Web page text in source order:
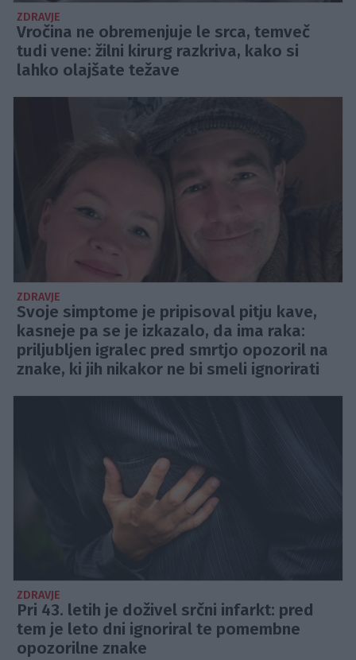
ZDRAVJE
Vročina ne obremenjuje le srca, temveč
tudi vene: žilni kirurg razkriva, kako si
lahko olajšate težave
ZDRAVJE
Svoje simptome je pripisoval pitju kave,
kasneje pa se je izkazalo, da ima raka:
priljubljen igralec pred smrtjo opozoril na
znake, ki jih nikakor ne bi smeli ignorirati
ZDRAVJE
Pri 43. letih je doživel srčni infarkt: pred
tem je leto dni ignoriral te pomembne
opozorilne znake